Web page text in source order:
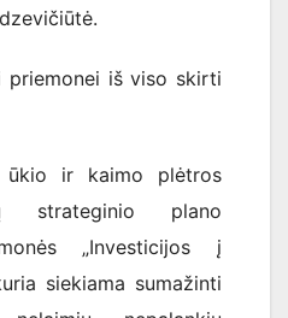
iš viso skirti
ir kaimo plėtros
strateginio plano
„Investicijos į
siekiama sumažinti